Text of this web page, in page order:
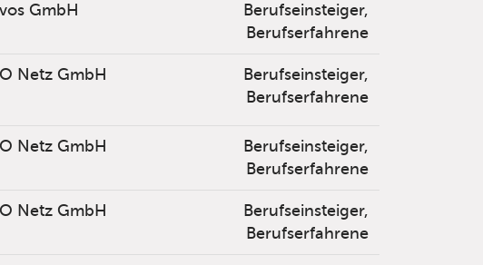
GmbH
Berufseinsteiger,
Berufserfahrene
Netz GmbH
Berufseinsteiger,
Berufserfahrene
Netz GmbH
Berufseinsteiger,
Berufserfahrene
Netz GmbH
Berufseinsteiger,
Berufserfahrene